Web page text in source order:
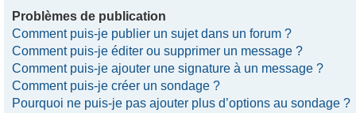
Problèmes de publication
Comment puis-je publier un sujet dans un forum ?
Comment puis-je éditer ou supprimer un message ?
Comment puis-je ajouter une signature à un message ?
Comment puis-je créer un sondage ?
Pourquoi ne puis-je pas ajouter plus d’options au sondage ?